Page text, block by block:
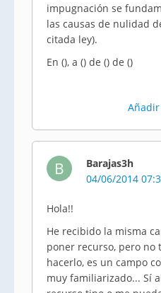
impugnación se
las causas de nulidad
citada ley).
En (), a () de () de ()
B
Barajas3h
04/06/2014
Hola!!
He recibido la misma
poner recurso, pero no
hacerlo, es un campo
muy familiarizado... Sí